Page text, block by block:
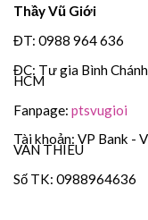
Thầy Vũ Giới
ĐT: 0988 964 636
ĐC: Tư gia Bình
HCM
Fanpage: ptsvugioi
Tài khoản: VP Bank -
VAN THIEU
Số TK: 0988964636